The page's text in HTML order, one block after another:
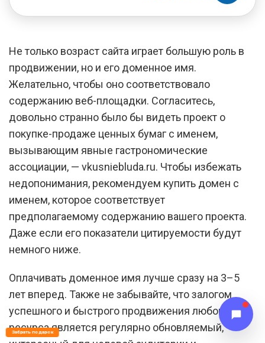
Не только возраст сайта играет большую роль в
продвижении, но и его доменное имя.
Желательно, чтобы оно соответствовало
содержанию веб-площадки. Согласитесь,
довольно странно было бы видеть проект о
покупке-продаже ценных бумаг с именем,
вызывающим явные гастрономические
ассоциации, — vkusniebluda.ru. Чтобы избежать
недопонимания, рекомендуем купить домен с
именем, которое соответствует
предполагаемому содержанию вашего проекта.
Даже если его показатели цитируемости будут
немного ниже.
Оплачивать доменное имя лучше сразу на 3–5
лет вперед. Также не забывайте, что залогом
успешного и быстрого продвижения любого
ресурса является регулярно обновляемый,
Забрать подарок